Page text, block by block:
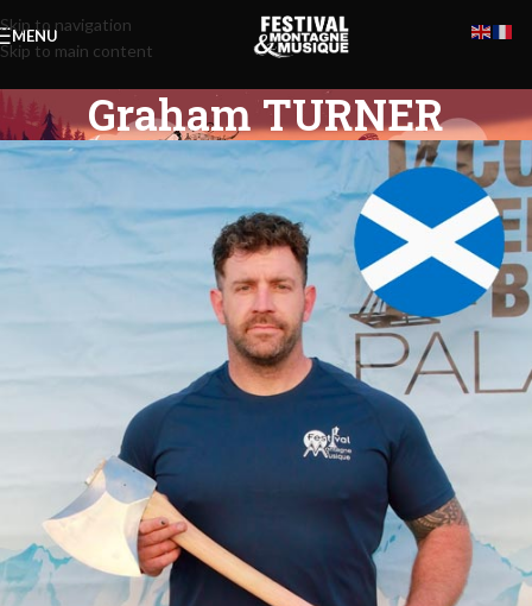
Skip to navigation
Skip to main content
MENU
Graham TURNER